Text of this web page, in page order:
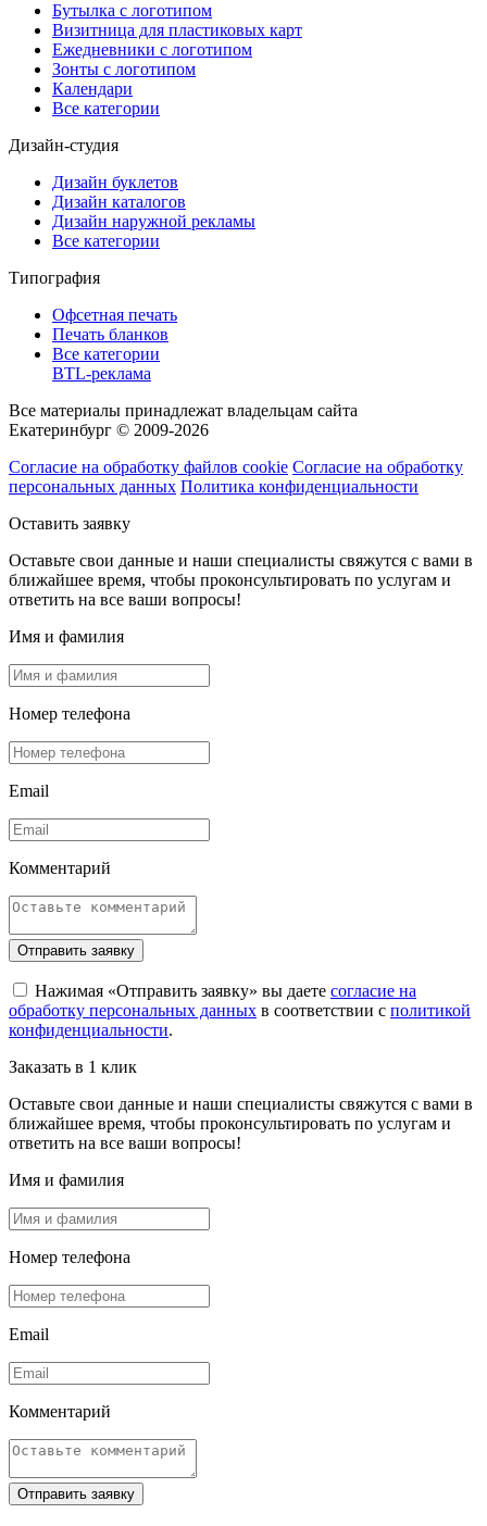
Бутылка с логотипом
Визитница для пластиковых карт
Ежедневники с логотипом
Зонты с логотипом
Календари
Все категории
Дизайн-студия
Дизайн буклетов
Дизайн каталогов
Дизайн наружной рекламы
Все категории
Типография
Офсетная печать
Печать бланков
Все категории
BTL-реклама
Все материалы принадлежат владельцам сайта
Екатеринбург © 2009-2026
Согласие на обработку файлов cookie Согласие на обработку
персональных данных Политика конфиденциальности
Оставить заявку
Оставьте свои данные и наши специалисты свяжутся с вами в
ближайшее время, чтобы проконсультировать по услугам и
ответить на все ваши вопросы!
Имя и фамилия
Номер телефона
Email
Комментарий
Отправить заявку
Нажимая «Отправить заявку» вы даете согласие на
обработку персональных данных в соответствии с политикой
конфиденциальности.
Заказать в 1 клик
Оставьте свои данные и наши специалисты свяжутся с вами в
ближайшее время, чтобы проконсультировать по услугам и
ответить на все ваши вопросы!
Имя и фамилия
Номер телефона
Email
Комментарий
Отправить заявку